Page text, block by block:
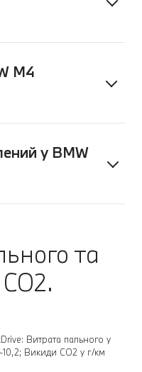
M4
у BMW
та
Витрата пального у
Викиди CO2 у г/км